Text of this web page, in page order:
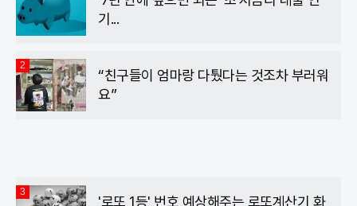
기...
2
“친구들이 엄마랑 다퉜다는 것조차 부러워
요”
3
'로또 1등' 번호 예상해주는 로또계산기 화